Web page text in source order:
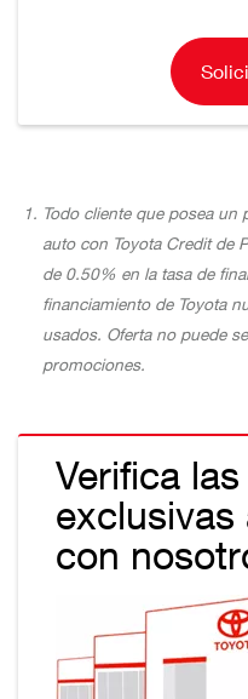
Todo cliente que posea
auto con Toyota Credit de
de 0.50% en la tasa de
financiamiento de Toyota
usados. Oferta no puede
promociones.
Verifica
exclusivas
con